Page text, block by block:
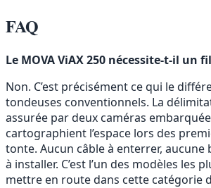
FAQ
Le MOVA ViAX 250 nécessite-t-il un
Non. C’est précisément ce qui le
tondeuses conventionnels. La
assurée par deux caméras
cartographient l’espace lors des
tonte. Aucun câble à enterrer, aucune
à installer. C’est l’un des modèles les
mettre en route dans cette catégorie